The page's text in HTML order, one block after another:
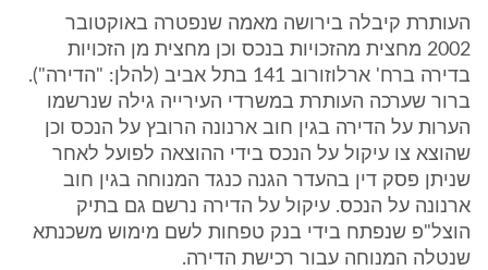
העותרת קיבלה בירושה מאמה שנפטרה באוקטובר
2002 מחצית מהזכויות בנכס וכן מחצית מן הזכויות
בדירה ברח' ארלוזורוב 141 בתל אביב (להלן: "הדירה").
ברור שערכה העותרת במשרדי העירייה גילה שנרשמו
הערות על הדירה בגין חוב ארנונה הרובץ על הנכס וכן
שהוצא צו עיקול על הנכס בידי ההוצאה לפועל לאחר
שניתן פסק דין בהעדר הגנה כנגד המנוחה בגין חוב
ארנונה על הנכס. עיקול על הדירה נרשם גם בתיק
הוצל"פ שנפתח בידי בנק טפחות לשם מימוש משכנתא
שנטלה המנוחה עבור רכישת הדירה.